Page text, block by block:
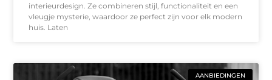
interieurdesign. Ze combineren stijl, functionaliteit en een
vleugje mysterie, waardoor ze perfect zijn voor elk modern
huis. Laten
AANBIEDINGEN